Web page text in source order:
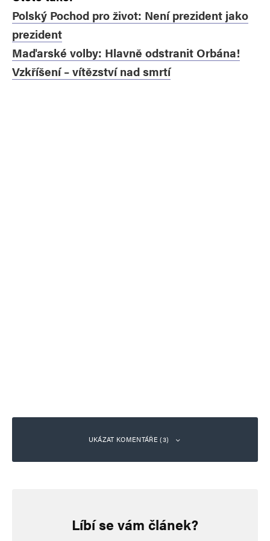
Polský Pochod pro život: Není prezident jako
prezident
Maďarské volby: Hlavně odstranit Orbána!
Vzkříšení – vítězství nad smrtí
UKÁZAT KOMENTÁŘE (3)
8. 5. 2026 (12:51)
Líbí se vám článek?